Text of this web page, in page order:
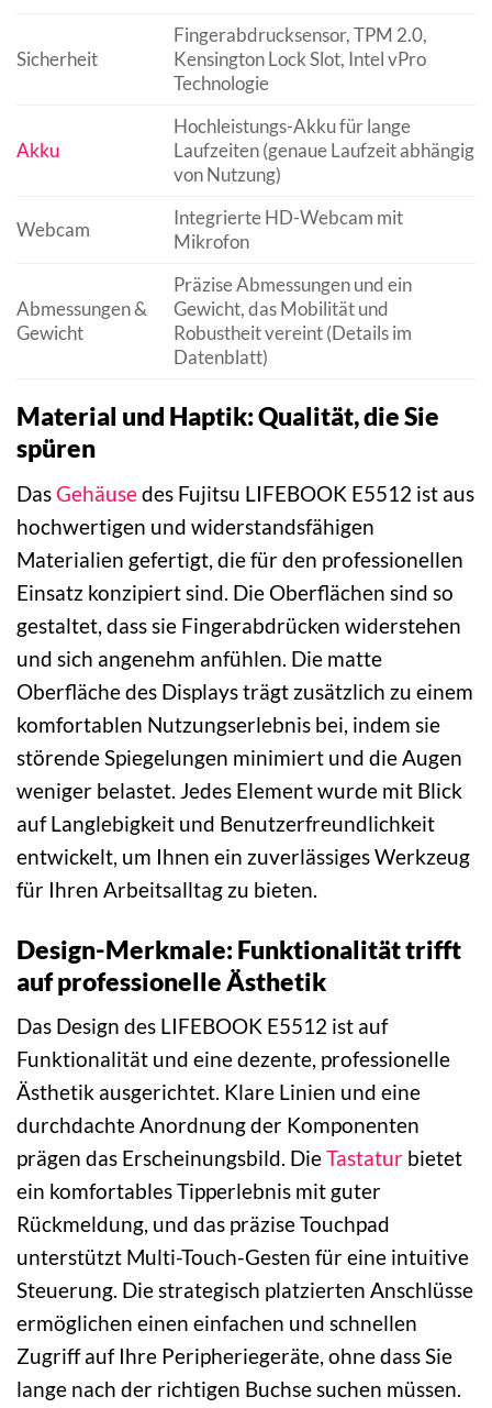
Sicherheit
Fingerabdrucksensor, TPM 2.0,
Kensington Lock Slot, Intel vPro
Technologie
Akku
Hochleistungs-Akku für lange
Laufzeiten (genaue Laufzeit abhängig
von Nutzung)
Webcam
Integrierte HD-Webcam mit
Mikrofon
Abmessungen &
Gewicht
Präzise Abmessungen und ein
Gewicht, das Mobilität und
Robustheit vereint (Details im
Datenblatt)
Material und Haptik: Qualität, die Sie
spüren
DasGehäusedes Fujitsu LIFEBOOK E5512 ist aus
hochwertigen und widerstandsfähigen
Materialien gefertigt, die für den professionellen
Einsatz konzipiert sind. Die Oberflächen sind so
gestaltet, dass sie Fingerabdrücken widerstehen
und sich angenehm anfühlen. Die matte
Oberfläche des Displays trägt zusätzlich zu einem
komfortablen Nutzungserlebnis bei, indem sie
störende Spiegelungen minimiert und die Augen
weniger belastet. Jedes Element wurde mit Blick
auf Langlebigkeit und Benutzerfreundlichkeit
entwickelt, um Ihnen ein zuverlässiges Werkzeug
für Ihren Arbeitsalltag zu bieten.
Design-Merkmale: Funktionalität trifft
auf professionelle Ästhetik
Das Design des LIFEBOOK E5512 ist auf
Funktionalität und eine dezente, professionelle
Ästhetik ausgerichtet. Klare Linien und eine
durchdachte Anordnung der Komponenten
prägen das Erscheinungsbild. DieTastatur bietet
ein komfortables Tipperlebnis mit guter
Rückmeldung, und das präzise Touchpad
unterstützt Multi-Touch-Gesten für eine intuitive
Steuerung. Die strategisch platzierten Anschlüsse
ermöglichen einen einfachen und schnellen
Zugriff auf Ihre Peripheriegeräte, ohne dass Sie
lange nach der richtigen Buchse suchen müssen.